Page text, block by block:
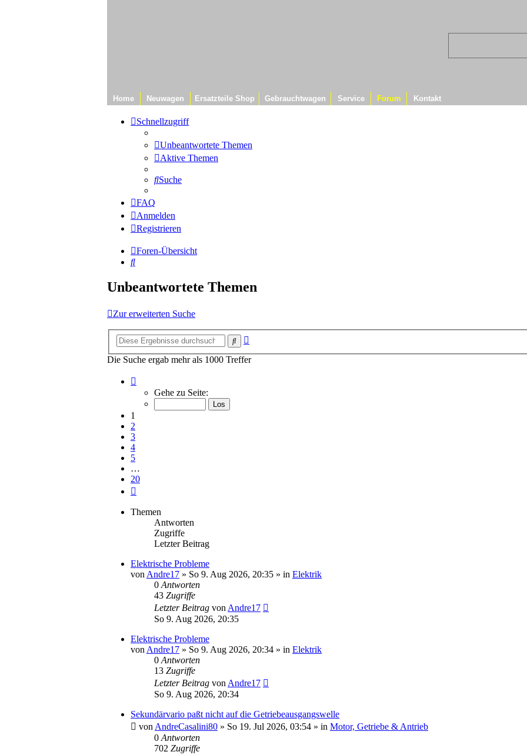
Home Neuwagen Ersatzteile Shop Gebrauchtwagen Service Forum Kontakt
Schnellzugriff
Unbeantwortete Themen
Aktive Themen
Suche
FAQ
Anmelden
Registrieren
Foren-Übersicht
Suche
Unbeantwortete Themen
Zur erweiterten Suche
Suche
Die Suche ergab mehr als 1000 Treffer
von
Gehe zu Seite:
1
2
3
4
5
…
20
Themen
Antworten
Zugriffe
Letzter Beitrag
Elektrische Probleme
vonAndre17 » So 9. Aug 2026, 20:35 » in Elektrik
0Antworten
43 Zugriffe
Letzter Beitrag vonAndre17
So 9. Aug 2026, 20:35
Elektrische Probleme
vonAndre17 » So 9. Aug 2026, 20:34 » in Elektrik
0Antworten
13 Zugriffe
Letzter Beitrag vonAndre17
So 9. Aug 2026, 20:34
Sekundärvario paßt nicht auf die Getriebeausgangswelle
vonAndreCasalini80 » So 19. Jul 2026, 03:54 » in Motor, Getriebe & Antrieb
0Antworten
702 Zugriffe